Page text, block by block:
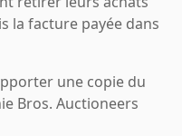
la facture payée dans
une copie du
Bros. Auctioneers